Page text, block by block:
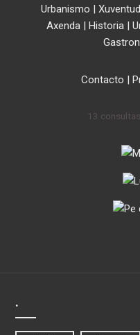
Urbanismo |
Axenda| Historia|
Contacto |
13
.